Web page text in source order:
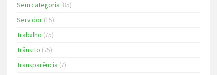
Sem categoria (85)
Servidor (15)
Trabalho (75)
Trânsito (75)
Transparência (7)